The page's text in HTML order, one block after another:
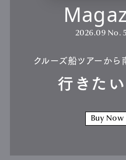
2026.09 No.
クルーズ船ツアーか
行きた
Buy Now